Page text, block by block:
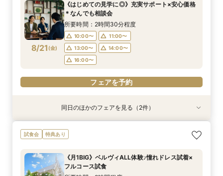
8/20 木)
10:00〜
11:00〜
13:00〜
14:00〜
16:00〜
フェアを予約
8/20 木)
10:00〜
11:00〜
13:00〜
14:00〜
16:00〜
フェアを予約
8/21 (金)
《はじめての見学に◎》充実サポート×安心価格
＊なんでも相談会
所要時間：2時間30分程度
10:00〜
11:00〜
13:00〜
14:00〜
16:00〜
フェアを予約
特典あり
《少人数婚向け》4名～貸切OK＊プライベート感
◎試食付き相談会
10:00〜
特典あり
平日フェア《試食付》チャペル体験×選べる会場
見学×見積り相談
10:00〜
同日のほかのフェアを見る（2件）
試食会 特典あり
《月1BIG》ベルヴィALL体験♪憧れドレス試着×
フルコース試食